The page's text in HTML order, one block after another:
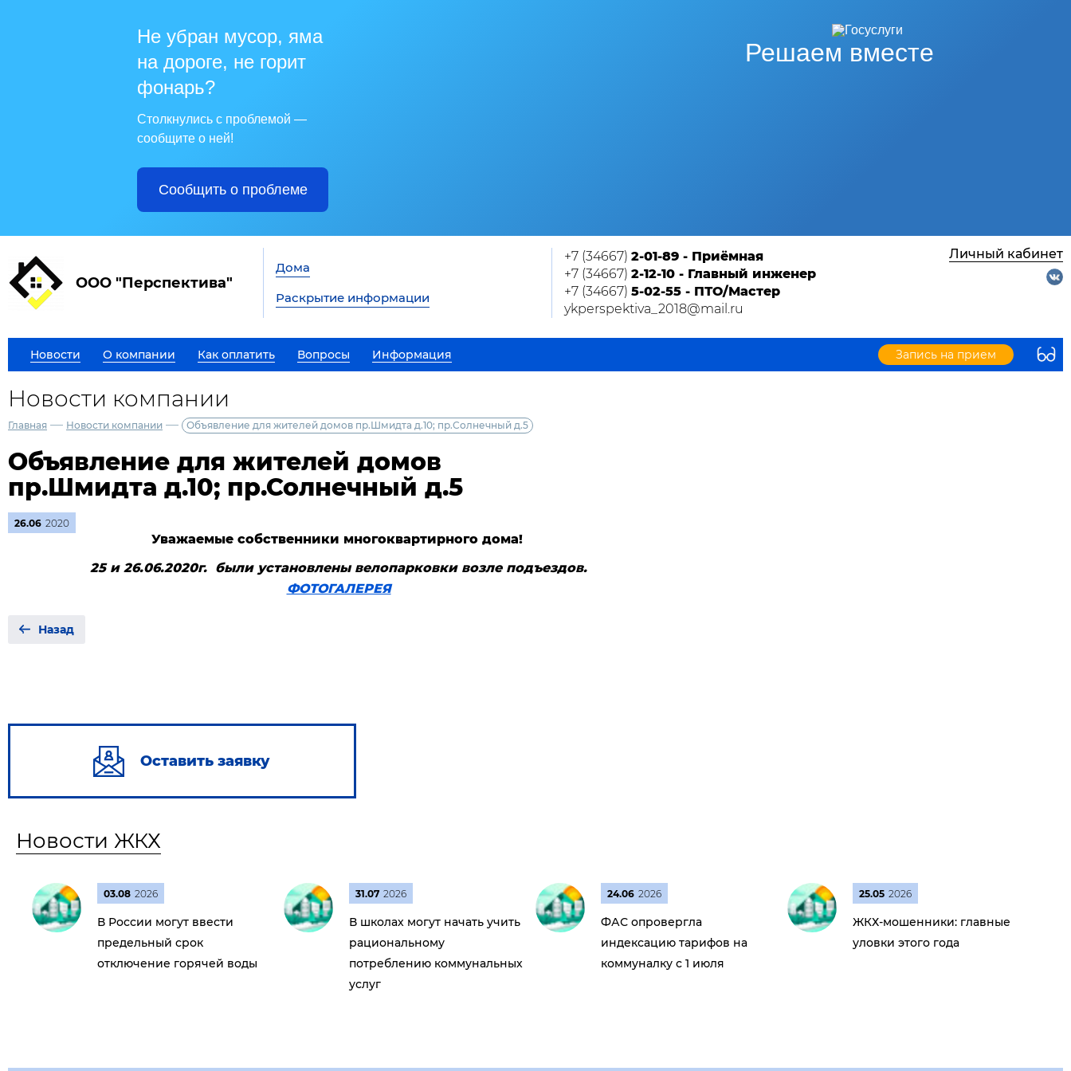
Решаем вместе
Не убран мусор, яма
на дороге, не горит
фонарь?
Столкнулись с проблемой —
сообщите о ней!
Сообщить о проблеме
ООО "Перспектива"
Дома
Раскрытие информации
+7 (34667) 2-01-89 - Приёмная
+7 (34667) 2-12-10 - Главный инженер
+7 (34667) 5-02-55 - ПТО/Мастер
ykperspektiva_2018@mail.ru
Личный кабинет
Новости О компании Как оплатить Вопросы Информация Запись на прием
Новости компании
Главная — Новости компании — Объявление для жителей домов пр.Шмидта д.10; пр.Солнечный д.5
Объявление для жителей домов
пр.Шмидта д.10; пр.Солнечный д.5
26.06 2020
Уважаемые собственники многоквартирного дома!
25 и 26.06.2020г. были установлены велопарковки возле подъездов.
ФОТОГАЛЕРЕЯ
Назад
Оставить заявку
Новости ЖКХ
03.08 2026
В России могут ввести
предельный срок
отключение горячей воды
31.07 2026
В школах могут начать учить
рациональному
потреблению коммунальных
услуг
24.06 2026
ФАС опровергла
индексацию тарифов на
коммуналку с 1 июля
25.05 2026
ЖКХ-мошенники: главные
уловки этого года